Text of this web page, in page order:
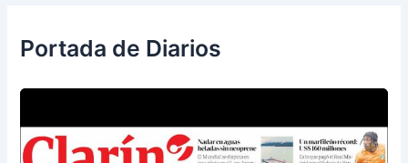
Portada de Diarios